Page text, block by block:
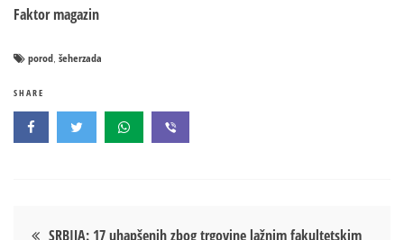
Faktor magazin
porod šeherzada
SHARE
Кретање
SRBIJA: 17 uhapšenih zbog trgovine lažnim fakultetskim